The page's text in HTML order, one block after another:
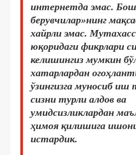
интернетда эмас.
берувчилар»нинг
хайрли эмас.
юқоридаги фикрлари
келишингиз мумкин
хатарлардан
ўзингизга муносиб
сизни турли алдов ва
умидсизликлардан
ҳимоя қилишига
истардик.